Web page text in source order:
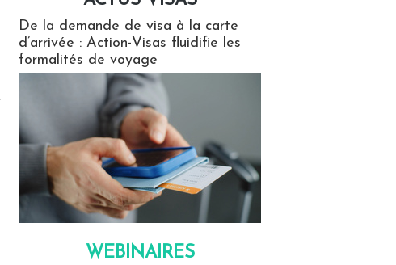
De la demande de visa à la carte
d’arrivée : Action-Visas fluidifie les
formalités de voyage
WEBINAIRES